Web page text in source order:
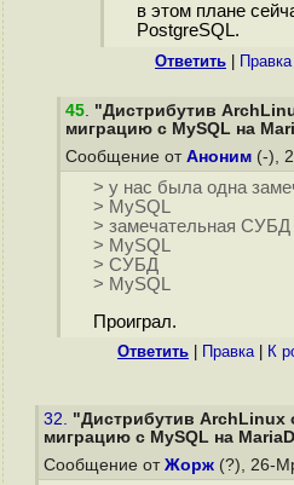
в этом плане
PostgreSQL.
Ответить Правка
45. "Дистрибутив
миграцию с MySQL на
Сообщение от Аноним (-),
> у нас была одна
> MySQL
> замечательная СУБД
> MySQL
> СУБД
> MySQL
Проиграл.
Ответить Правка| К
32. "Дистрибутив ArchLinux
миграцию с MySQL на
Сообщение от Жорж (?), 26-